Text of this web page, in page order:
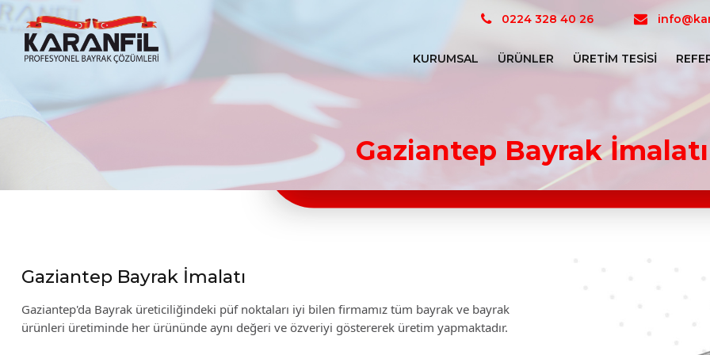
Karanfil Profesyonel Bayrak Çözümleri
KURUMSAL ÜRÜNLER ÜRETIM TESISI
0224 328 40 26
Gaziantep Bayrak İmalatı
Gaziantep Bayrak İmalatı
Gaziantep'da Bayrak üreticiliğindeki püf noktaları iyi bilen firmamız tüm bayrak ve bayrak
ürünleri üretiminde her ürününde aynı değeri ve özveriyi göstererek üretim yapmaktadır.